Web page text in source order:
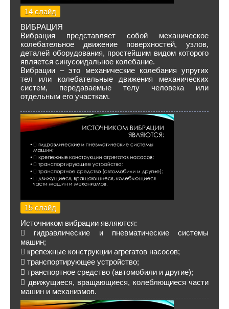
14 слайд
ВИБРАЦИЯ
Вибрация представляет собой механическое
колебательное движение поверхностей, узлов,
деталей оборудования, простейшим видом которого
является синусоидальное колебание.
Вибрации – это механические колебания упругих
тел или колебательные движения механических
систем, передаваемые телу человека или
отдельным его участкам.
15 слайд
Источником вибрации являются:
 гидравлические и пневматические системы
машин;
 крепежные конструкции агрегатов насосов;
 транспортирующее устройство;
 транспортное средство (автомобили и другие);
 движущиеся, вращающиеся, колеблющиеся части
машин и механизмов.